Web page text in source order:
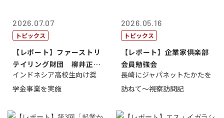
2026.07.07
トピックス
【レポート】ファーストリ
テイリング財団 柳井正
理事長
インドネシア高校生向け奨
学金事業を実施
2026.05.16
トピックス
【レポート】企業家倶楽部
会員勉強会
長崎にジャパネットたかたを
訪ねて～視察訪問記